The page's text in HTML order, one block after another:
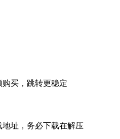
买，跳转更稳定
地址，务必下载在解压